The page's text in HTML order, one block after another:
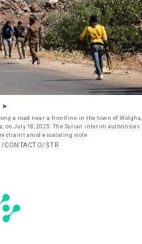
on July 18, 2025. The Syrian interim authorities
amid escalating viole
CONTACTO/STR